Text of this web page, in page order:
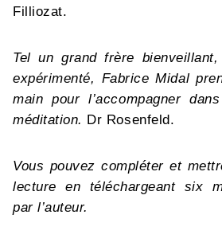
Filliozat.
Tel un grand frère
expérimenté, Fabrice Midal
main pour l’accompagner
méditation. Dr Rosenfeld.
Vous pouvez compléter et
lecture en téléchargeant six
par l’auteur.